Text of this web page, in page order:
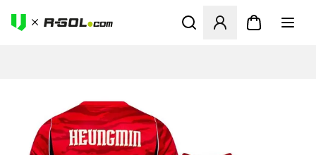
Ανοίγει ένα Modal για να